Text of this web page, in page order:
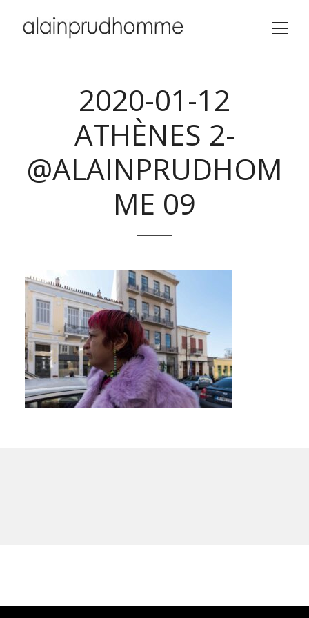
2020-01-12
ATHÈNES 2-
@ALAINPRUDHOM
ME 09